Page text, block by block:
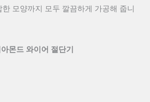
모양까지 모두 깔끔하게 가공해 줍니
몬드 와이어 절단기